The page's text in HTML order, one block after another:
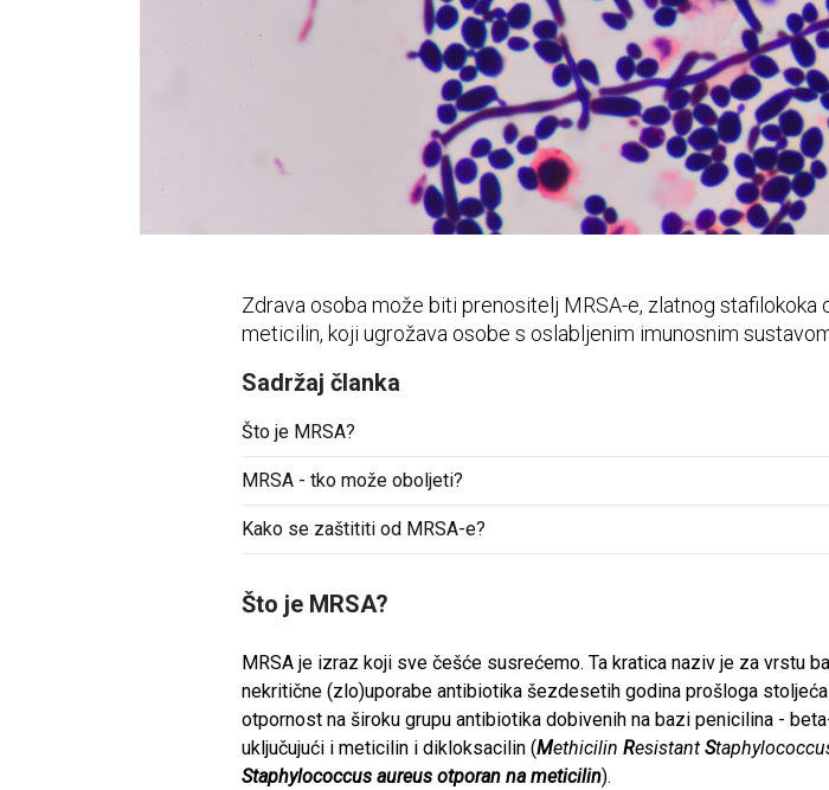
zdjelice
Vidni sustav
Uho - nos - grlo
Zubi i usna šupljina
Zdrava osoba može biti prenositelj MRSA-e, zlatnog stafilokoka
meticilin, koji ugrožava osobe s oslabljenim imunosnim
Sadržaj članka
Što je MRSA?
MRSA - tko može oboljeti?
Kako se zaštititi od MRSA-e?
Što je MRSA?
MRSA je izraz koji sve češće susrećemo. Ta kratica naziv je za vrstu
nekritične (zlo)uporabe antibiotika šezdesetih godina prošloga
otpornost na široku grupu antibiotika dobivenih na bazi penicilina -
uključujući i meticilin i dikloksacilin (MethicilinResistantS
Staphylococcus aureus otporan na meticilin).